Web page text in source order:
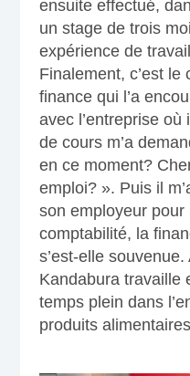
ensuite effectué,
un stage de trois
expérience de
Finalement, c’est
finance qui l’a
avec l’entreprise
de cours m’a
en ce moment?
emploi? ». Puis il
son employeur
comptabilité, la
s’est-elle
Kandabura travaille
temps plein dans
produits